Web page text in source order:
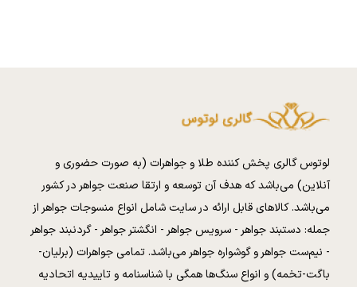
لوتوس گالری پخش کننده طلا و جواهرات (به صورت حضوری و
آنلاین) می‌باشد که هدف آن توسعه و ارتقا صنعت جواهر در کشور
می‌باشد. کالا‌های قابل ارائه در سایت شامل انواع منسوجات جواهر از
جمله: دستبند جواهر - سرویس جواهر - انگشتر جواهر - گردنبند جواهر
- نیم‌ست جواهر و گوشواره جواهر می‌باشد. تمامی جواهرات (برلیان-
باگت-تخمه) و انواع سنگ‌ها همگی با شناسنامه و تاییدیه اتحادیه